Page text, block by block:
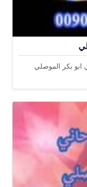
ابو بكر الموصلي